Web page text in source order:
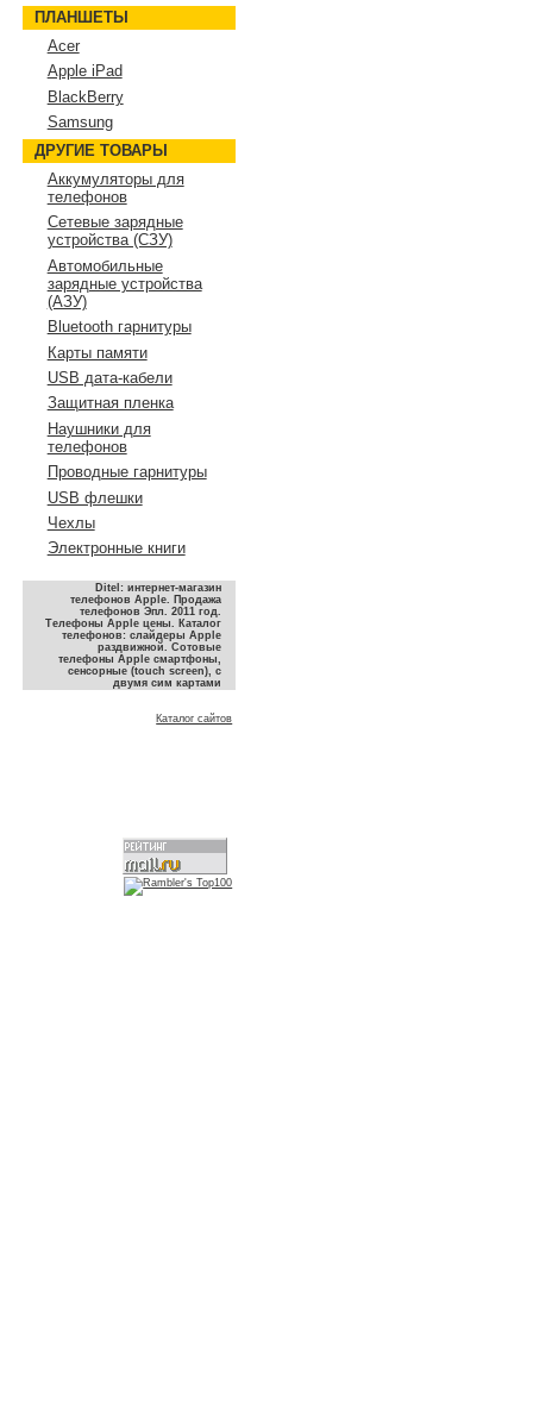
ПЛАНШЕТЫ
Acer
Apple iPad
BlackBerry
Samsung
ДРУГИЕ ТОВАРЫ
Аккумуляторы для
телефонов
Сетевые зарядные
устройства (СЗУ)
Автомобильные
зарядные устройства
(АЗУ)
Bluetooth гарнитуры
Карты памяти
USB дата-кабели
Защитная пленка
Наушники для
телефонов
Проводные гарнитуры
USB флешки
Чехлы
Электронные книги
Ditel: интернет-магазин
телефонов Apple. Продажа
телефонов Эпл. 2011 год.
Телефоны Apple цены. Каталог
телефонов: слайдеры Apple
раздвижной. Сотовые
телефоны Apple смартфоны,
сенсорные (touch screen), с
двумя сим картами
Каталог сайтов